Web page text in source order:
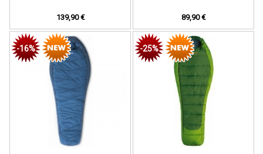
139,90 € 89,90 €
-16% -25%